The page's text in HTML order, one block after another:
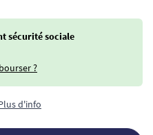
sécurité sociale
?
d'info